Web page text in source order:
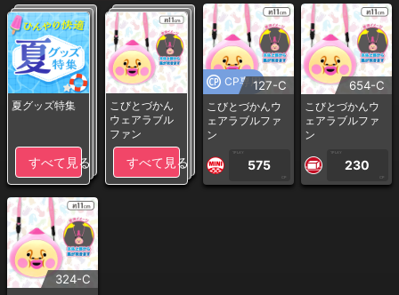
夏グッズ特集
すべて見る
こびとづかん
ウェアラブル
ファン
すべて見る
CP専用127-C
こびとづかんウ
ェアラブルファ
ン
1PLAY
575
CP
654-C
こびとづかんウ
ェアラブルファ
ン
1PLAY
230
CP
324-C